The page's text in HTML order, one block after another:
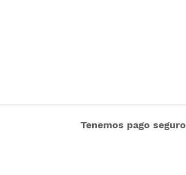
Tenemos pago seguro